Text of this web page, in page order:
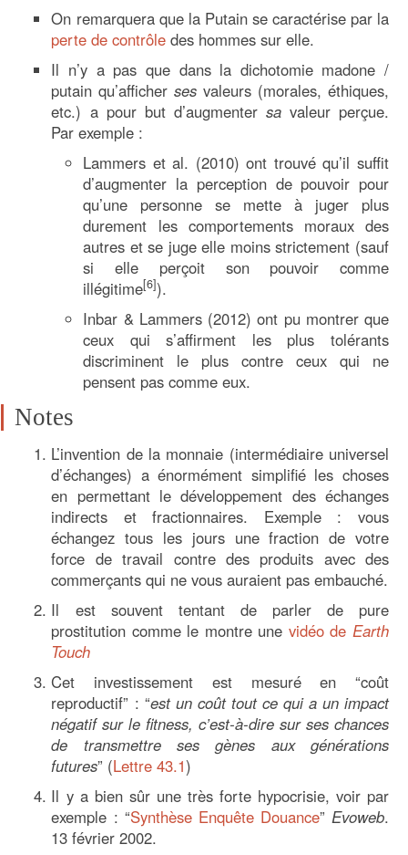
On remarquera que la Putain se caractérise par la
perte de contrôle des hommes sur elle.
Il n’y a pas que dans la dichotomie madone /
putain qu’afficherses valeurs (morales, éthiques,
etc.) a pour but d’augmenter savaleur perçue.
Par exemple :
Lammers et al. (2010) ont trouvé qu’il suffit
d’augmenter la perception de pouvoir pour
qu’une personne se mette à juger plus
durement les comportements moraux des
autres et se juge elle moins strictement (sauf
si elle perçoit son pouvoir comme
illégitime[6]).
Inbar & Lammers (2012) ont pu montrer que
ceux qui s’affirment les plus tolérants
discriminent le plus contre ceux qui ne
pensent pas comme eux.
Notes
L’invention de la monnaie (intermédiaire universel
d’échanges) a énormément simplifié les choses
en permettant le développement des échanges
indirects et fractionnaires. Exemple : vous
échangez tous les jours une fraction de votre
force de travail contre des produits avec des
commerçants qui ne vous auraient pas embauché.
Il est souvent tentant de parler de pure
prostitution comme le montre une vidéo de Earth
Touch
Cet investissement est mesuré en “coût
reproductif” : “est un coût tout ce qui a un impact
négatif sur le fitness, c’est-à-dire sur ses chances
de transmettre ses gènes aux générations
futures” (Lettre 43.1)
Il y a bien sûr une très forte hypocrisie, voir par
exemple : “Synthèse Enquête Douance” Evoweb.
13 février 2002.